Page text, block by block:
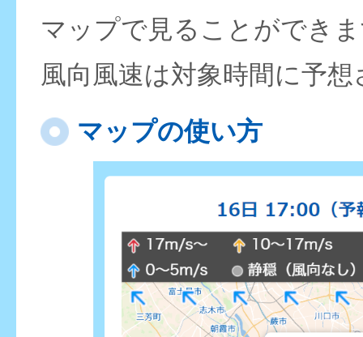
マップで見ることができ
風向風速は対象時間に予
マップの使い方